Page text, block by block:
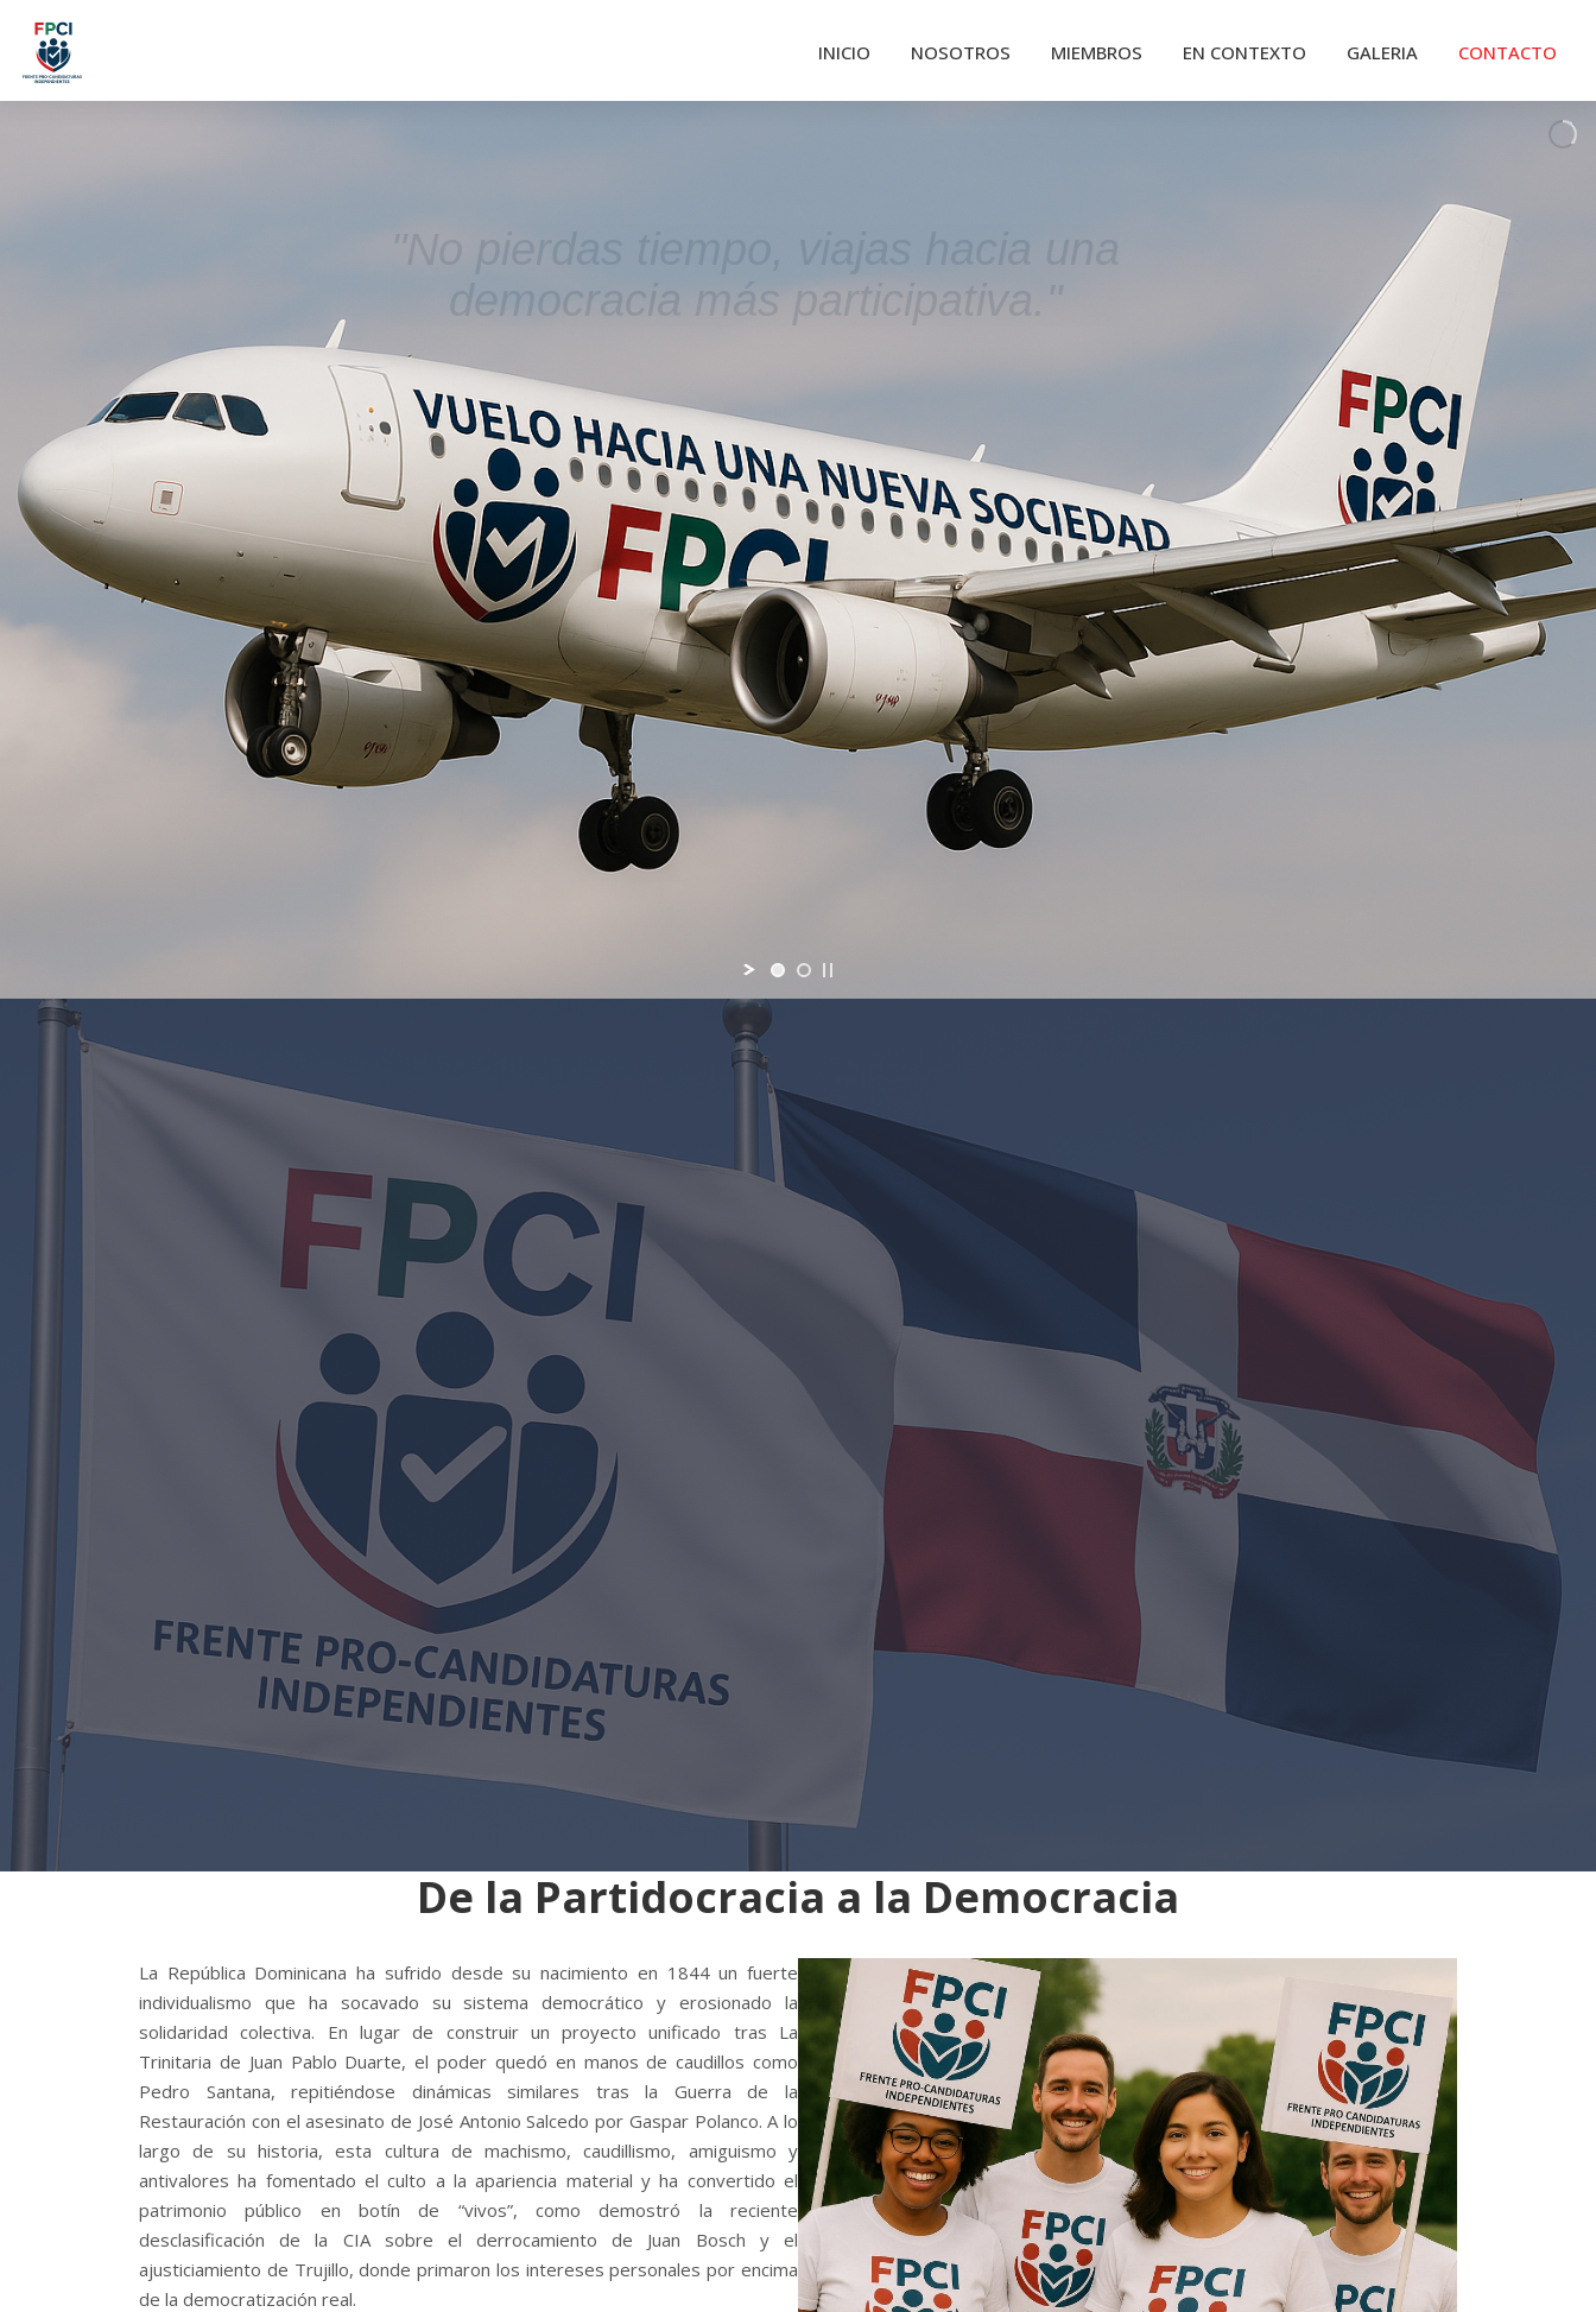
INICIO NOSOTROS MIEMBROS EN CONTEXTO GALERIA CONTACTO
"No pierdas tiempo, viajas hacia una
democracia más participativa."
De la Partidocracia a la Democracia
La República Dominicana ha sufrido desde su nacimiento en 1844 un fuerte
individualismo que ha socavado su sistema democrático y erosionado la
solidaridad colectiva. En lugar de construir un proyecto unificado tras La
Trinitaria de Juan Pablo Duarte, el poder quedó en manos de caudillos como
Pedro Santana, repitiéndose dinámicas similares tras la Guerra de la
Restauración con el asesinato de José Antonio Salcedo por Gaspar Polanco. A lo
largo de su historia, esta cultura de machismo, caudillismo, amiguismo y
antivalores ha fomentado el culto a la apariencia material y ha convertido el
patrimonio público en botín de “vivos”, como demostró la reciente
desclasificación de la CIA sobre el derrocamiento de Juan Bosch y el
ajusticiamiento de Trujillo, donde primaron los intereses personales por encima
de la democratización real.